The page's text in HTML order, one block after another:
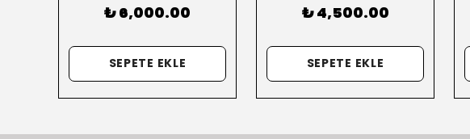
₺ 6,000.00
SEPETE EKLE
₺ 4,500.00
SEPETE EKLE